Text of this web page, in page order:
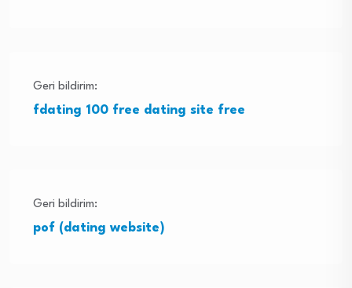
Geri bildirim:
fdating 100 free dating site free
Geri bildirim:
pof (dating website)